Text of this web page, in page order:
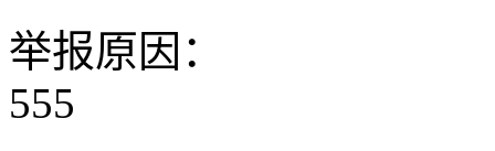
举报原因：
555